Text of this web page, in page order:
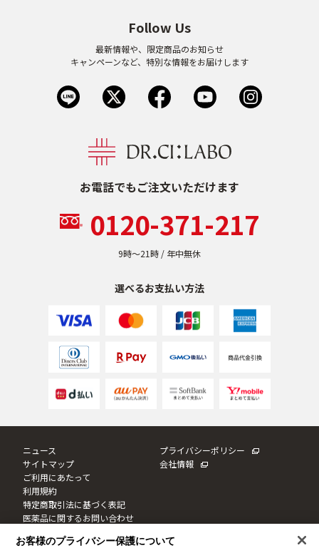
毛穴・キメ
日焼け
トライアルキット
メイク・ボディ・ヘアケア
キャンペーン情報
通販限定商品
アウトレット商品
お電話でもご注文いただけます
0120-371-217
9時〜21時 / 年中無休
選べるお支払い方法
Follow Us
最新情報や、限定商品のお知らせ
キャンペーンなど、特別な情報をお届けします
ニュース
サイトマップ
ご利用にあたって
利用規約
特定商取引法に基づく表記
医薬品に関するお問い合わせ
プライバシーポリシー
会社情報
お客様のプライバシー保護について